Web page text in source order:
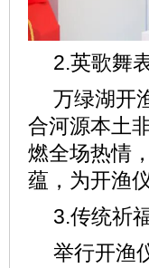
2.英歌舞
万绿湖开
合河源本土
燃全场热情
蕴，为开渔
3.传统祈
举行开渔